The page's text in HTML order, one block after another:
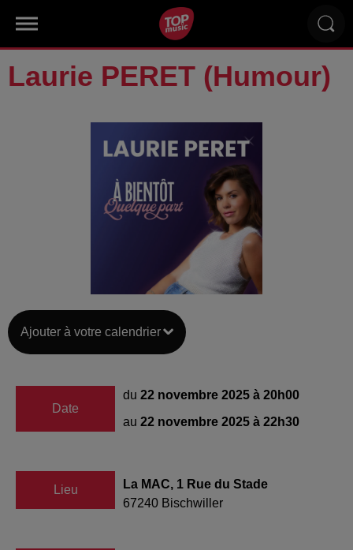
Laurie PERET (Humour)
Ajouter à votre calendrier
Date
du 22 novembre 2025 à 20h00
au 22 novembre 2025 à 22h30
Lieu
La MAC, 1 Rue du Stade
67240 Bischwiller